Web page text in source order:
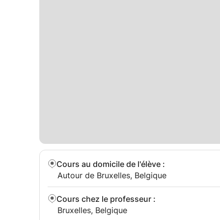
Cours au domicile de l'élève :
Autour de Bruxelles, Belgique
Cours chez le professeur :
Bruxelles, Belgique